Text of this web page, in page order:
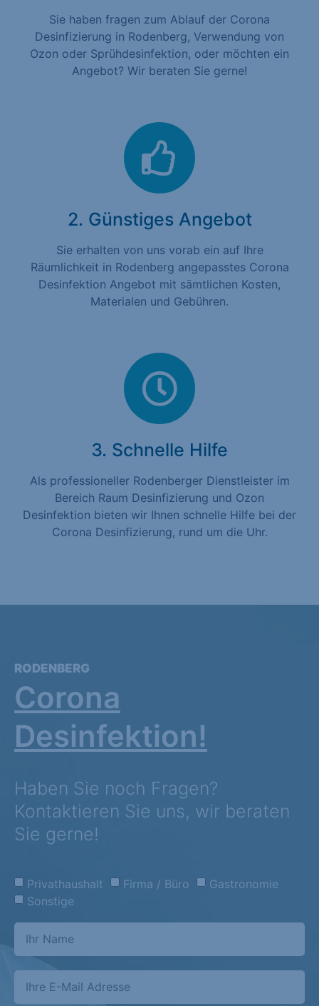
Sie haben fragen zum Ablauf der Corona
Desinfizierung in Rodenberg, Verwendung von
Ozon oder Sprühdesinfektion, oder möchten ein
Angebot? Wir beraten Sie gerne!
2. Günstiges Angebot
Sie erhalten von uns vorab ein auf Ihre
Räumlichkeit in Rodenberg angepasstes Corona
Desinfektion Angebot mit sämtlichen Kosten,
Materialen und Gebühren.
3. Schnelle Hilfe
Als professioneller Rodenberger Dienstleister im
Bereich Raum Desinfizierung und Ozon
Desinfektion bieten wir Ihnen schnelle Hilfe bei der
Corona Desinfizierung, rund um die Uhr.
RODENBERG
Corona
Desinfektion!
Haben Sie noch Fragen?
Kontaktieren Sie uns, wir beraten
Sie gerne!
Privathaushalt Firma / Büro
Gastronomie
Sonstige